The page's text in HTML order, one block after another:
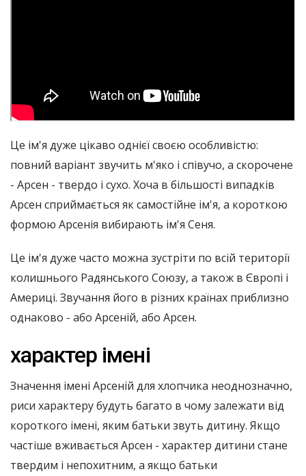
Це ім'я дуже цікаво однієї своєю особливістю:
повний варіант звучить м'яко і співучо, а скорочене
- Арсен - твердо і сухо. Хоча в більшості випадків
Арсен сприймається як самостійне ім'я, а короткою
формою Арсенія вибирають ім'я Сеня.
Це ім'я дуже часто можна зустріти по всій території
колишнього Радянського Союзу, а також в Європі і
Америці. Звучання його в різних країнах приблизно
однаково - або Арсеній, або Арсен.
характер імені
Значення імені Арсеній для хлопчика неоднозначно,
риси характеру будуть багато в чому залежати від
короткого імені, яким батьки звуть дитину. Якщо
частіше вживається Арсен - характер дитини стане
твердим і непохитним, а якщо батьки